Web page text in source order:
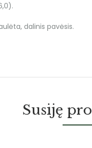
dalinis pavėsis.
Susiję